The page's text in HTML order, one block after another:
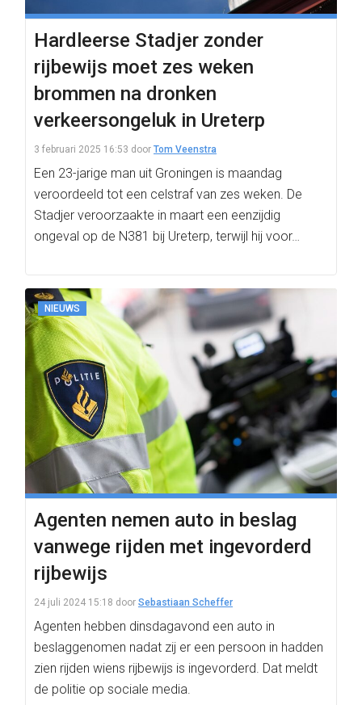
Hardleerse Stadjer zonder
rijbewijs moet zes weken
brommen na dronken
verkeersongeluk in Ureterp
3 februari 2025 16:53 door Tom Veenstra
Een 23-jarige man uit Groningen is maandag
veroordeeld tot een celstraf van zes weken. De
Stadjer veroorzaakte in maart een eenzijdig
ongeval op de N381 bij Ureterp, terwijl hij voor…
NIEUWS
Agenten nemen auto in beslag
vanwege rijden met ingevorderd
rijbewijs
24 juli 2024 15:18 door Sebastiaan Scheffer
Agenten hebben dinsdagavond een auto in
beslaggenomen nadat zij er een persoon in hadden
zien rijden wiens rijbewijs is ingevorderd. Dat meldt
de politie op sociale media.